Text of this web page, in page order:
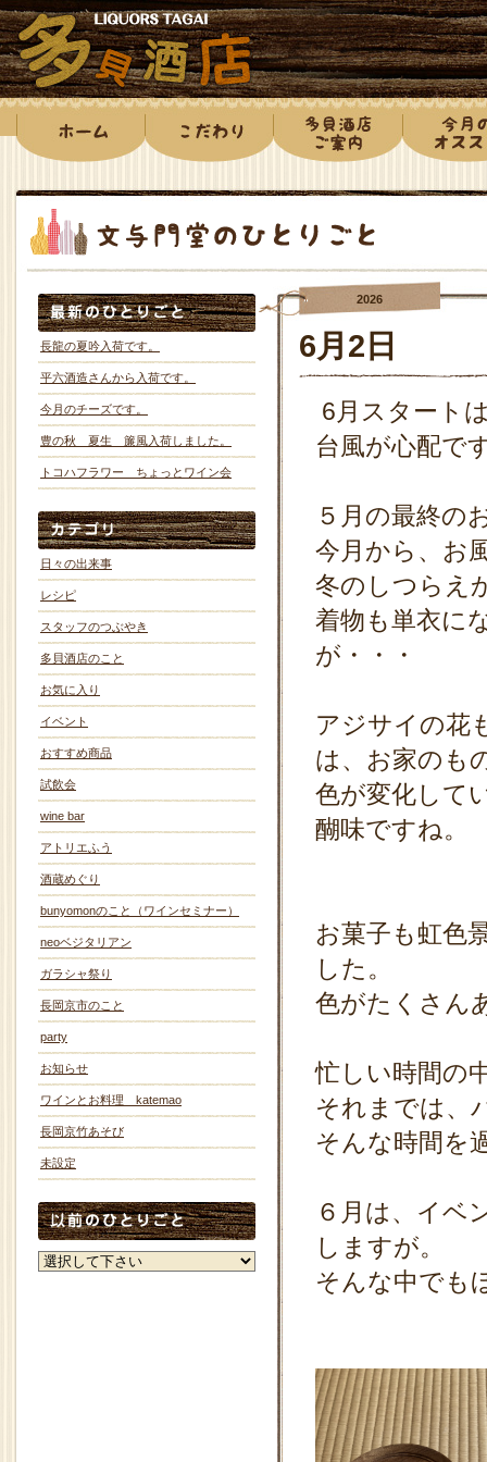
2026
6月2日
6月スタート
台風が心配で
５月の最終の
今月から、お
冬のしつらえ
着物も単衣に
が・・・
アジサイの花
は、お家のも
色が変化して
醐味ですね。
お菓子も虹色
した。
色がたくさん
忙しい時間の
それまでは、
そんな時間を
６月は、イベ
しますが。
そんな中でも
長龍の夏吟入荷です。
平六酒造さんから入荷です。
今月のチーズです。
豊の秋 夏生 簾風入荷しました。
トコハフラワー ちょっとワイン会
日々の出来事
レシピ
スタッフのつぶやき
多貝酒店のこと
お気に入り
イベント
おすすめ商品
試飲会
wine bar
アトリエふう
酒蔵めぐり
bunyomonのこと（ワインセミナー）
neoベジタリアン
ガラシャ祭り
長岡京市のこと
party
お知らせ
ワインとお料理 katemao
長岡京竹あそび
未設定